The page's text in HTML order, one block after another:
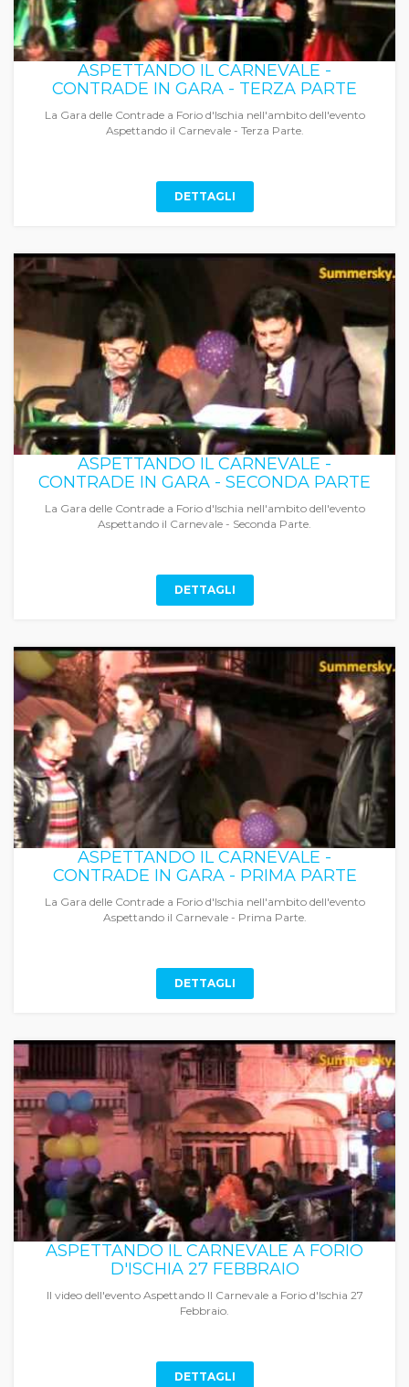
ASPETTANDO IL CARNEVALE -
CONTRADE IN GARA - TERZA PARTE
La Gara delle Contrade a Forio d'Ischia nell'ambito dell'evento
Aspettando il Carnevale - Terza Parte.
DETTAGLI
ASPETTANDO IL CARNEVALE -
CONTRADE IN GARA - SECONDA PARTE
La Gara delle Contrade a Forio d'Ischia nell'ambito dell'evento
Aspettando il Carnevale - Seconda Parte.
DETTAGLI
ASPETTANDO IL CARNEVALE -
CONTRADE IN GARA - PRIMA PARTE
La Gara delle Contrade a Forio d'Ischia nell'ambito dell'evento
Aspettando il Carnevale - Prima Parte.
DETTAGLI
ASPETTANDO IL CARNEVALE A FORIO
D'ISCHIA 27 FEBBRAIO
Il video dell'evento Aspettando Il Carnevale a Forio d'Ischia 27
Febbraio.
DETTAGLI